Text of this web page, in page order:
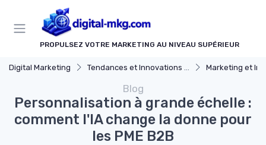
PROPULSEZ VOTRE MARKETING AU NIVEAU SUPÉRIEUR
Digital Marketing Tendances et Innovations marketing digital Marketing et
Blog
Personnalisation à grande échelle :
comment l'IA change la donne pour
les PME B2B
Panneau de gestion des cookies